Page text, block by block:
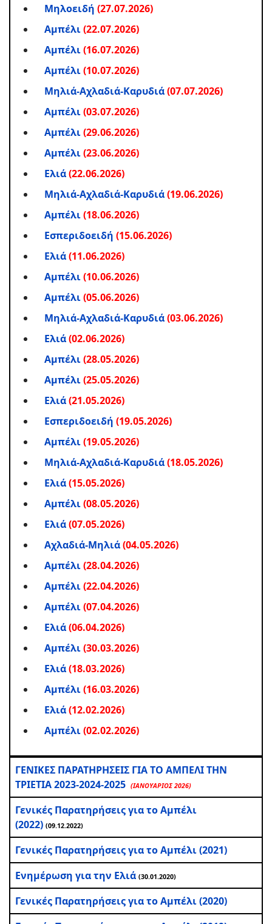
Μηλοειδή (27.07.2026)
Αμπέλι(22.07.2026)
Αμπέλι(16.07.2026)
Αμπέλι(10.07.2026)
Μηλιά-Αχλαδιά-Kαρυδιά(07.07.2026)
Αμπέλι(03.07.2026)
Αμπέλι(29.06.2026)
Αμπέλι(23.06.2026)
Ελιά(22.06.2026)
Μηλιά-Αχλαδιά-Kαρυδιά(19.06.2026)
Αμπέλι(18.06.2026)
Εσπεριδοειδή (15.06.2026)
Ελιά(11.06.2026)
Αμπέλι(10.06.2026)
Αμπέλι(05.06.2026)
Μηλιά-Αχλαδιά-Kαρυδιά(03.06.2026)
Ελιά(02.06.2026)
Αμπέλι(28.05.2026)
Αμπέλι(25.05.2026)
Ελιά(21.05.2026)
Εσπεριδοειδή (19.05.2026)
Αμπέλι(19.05.2026)
Μηλιά-Αχλαδιά-Kαρυδιά(18.05.2026)
Ελιά(15.05.2026)
Αμπέλι(08.05.2026)
Ελιά(07.05.2026)
Αχλαδιά-Μηλιά(04.05.2026)
Αμπέλι(28.04.2026)
Αμπέλι(22.04.2026)
Αμπέλι(07.04.2026)
Ελιά(06.04.2026)
Αμπέλι(30.03.2026)
Ελιά(18.03.2026)
Αμπέλι(16.03.2026)
Ελιά(12.02.2026)
Αμπέλι(02.02.2026)
ΓΕΝΙΚΕΣ ΠΑΡΑΤΗΡΗΣΕΙΣ ΓΙΑ ΤΟ ΑΜΠΕΛΙ ΤΗΝ
ΤΡΙΕΤΙΑ 2023-2024-2025 (ΙΑΝΟΥΑΡΙΟΣ 2026)
Γενικές Παρατηρήσεις για το Αμπέλι
(2022) (09.12.2022)
Γενικές Παρατηρήσεις για το Αμπέλι (2021)
Ενημέρωση για την Ελιά (30.01.2020)
Γενικές Παρατηρήσεις για το Αμπέλι (2020)